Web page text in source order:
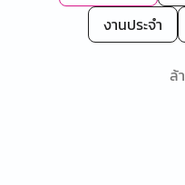
งานประจำ
ล้